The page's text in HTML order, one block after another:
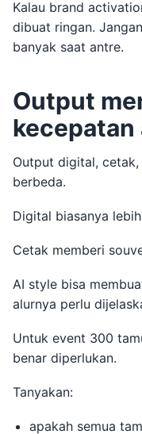
Kalau brand
dibuat ringan.
banyak saat antre.
Output
kecepatan
Output digital,
berbeda.
Digital biasanya
Cetak memberi
AI style bisa
alurnya perlu
Untuk event 300
benar diperlukan.
Tanyakan:
apakah semua